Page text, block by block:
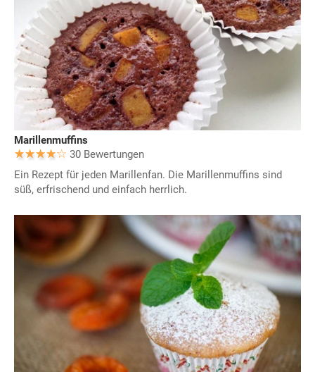
Marillenmuffins
30 Bewertungen
Ein Rezept für jeden Marillenfan. Die Marillenmuffins sind
süß, erfrischend und einfach herrlich.